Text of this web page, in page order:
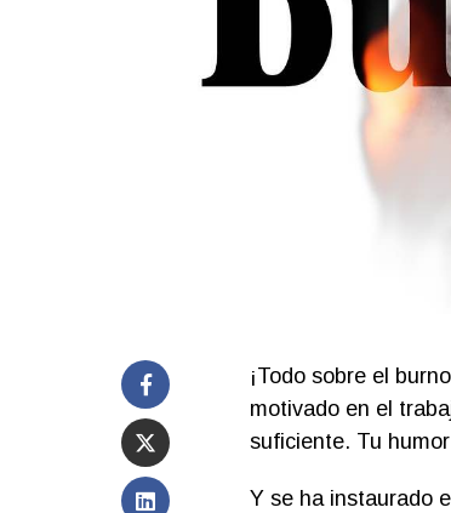
¡Todo sobre el
motivado en el
suficiente. Tu
Y se ha instaurado